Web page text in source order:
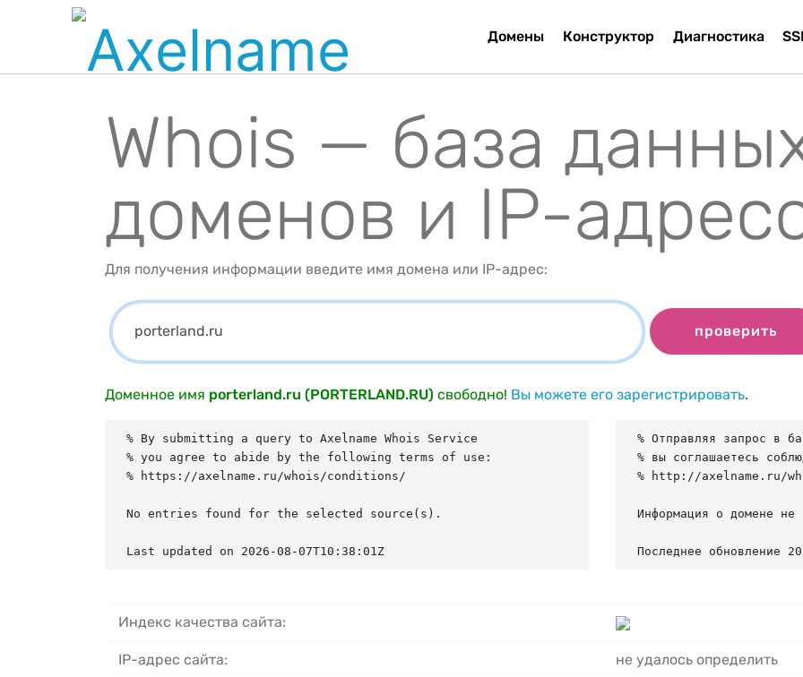
Домены Конструктор Диагностика
Whois — база
доменов и IP-
Для получения информации введите имя домена или IP-адрес:
проверить
Доменное имя porterland.ru (PORTERLAND.RU) свободно! Вы можете его зарегистрировать.
% By submitting a query to Axelname Whois Service
% you agree to abide by the following terms of use:
% https://axelname.ru/whois/conditions/
No entries found for the selected source(s).
Last updated on 2026-08-07T10:38:01Z
% Отправляя запрос в
% вы соглашаетесь
% http://axelname.ru/
Информация о домене не
Последнее обновление
Индекс качества сайта:
IP-адрес сайта: не удалось определить